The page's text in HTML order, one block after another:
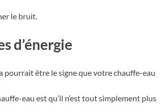
le bruit.
d’énergie
pourrait être le signe que votre chauffe-eau
eau est qu’il n’est tout simplement plus